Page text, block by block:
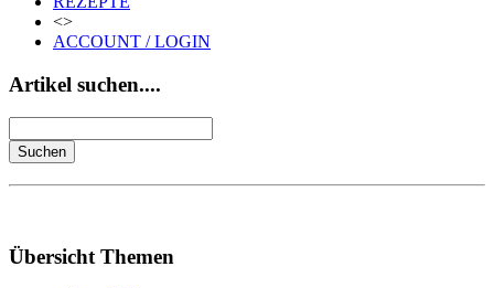
<>
ACCOUNT / LOGIN
Artikel suchen....
Übersicht Themen